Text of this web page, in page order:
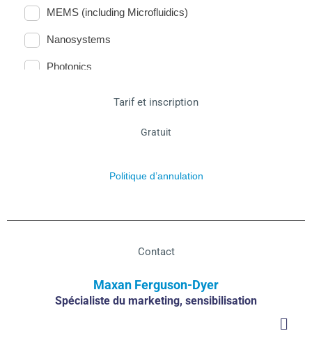
Tarif et inscription
Gratuit
Politique d’annulation
Contact
Maxan Ferguson-Dyer
Spécialiste du marketing, sensibilisation